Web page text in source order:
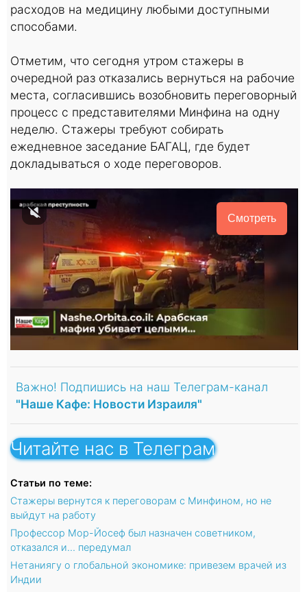
расходов на медицину любыми доступными
способами.
Отметим, что сегодня утром стажеры в
очередной раз отказались вернуться на рабочие
места, согласившись возобновить переговорный
процесс с представителями Минфина на одну
неделю. Стажеры требуют собирать
ежедневное заседание БАГАЦ, где будет
докладываться о ходе переговоров.
Смотреть
Важно! Подпишись на наш Телеграм-канал
"Наше Кафе: Новости Израиля"
Читайте нас в Телеграм
Статьи по теме:
Стажеры вернутся к переговорам с Минфином, но не
выйдут на работу
Профессор Мор-Йосеф был назначен советником,
отказался и… передумал
Нетаниягу о глобальной экономике: привезем врачей из
Индии